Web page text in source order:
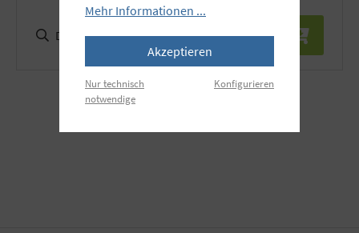
Details
Mehr Informationen ...
Akzeptieren
Nur technisch
notwendige
Konfigurieren